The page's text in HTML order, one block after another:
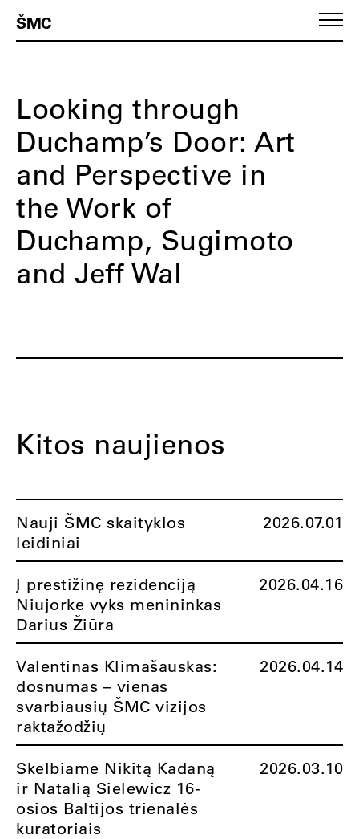
ŠMC
Looking through
Duchamp’s Door: Art
and Perspective in
the Work of
Duchamp, Sugimoto
and Jeff Wal
Kitos naujienos
Nauji ŠMC skaityklos
leidiniai
2026.07.01
Į prestižinę rezidenciją
Niujorke vyks menininkas
Darius Žiūra
2026.04.16
Valentinas Klimašauskas:
dosnumas – vienas
svarbiausių ŠMC vizijos
raktažodžių
2026.04.14
Skelbiame Nikitą Kadaną
ir Natalią Sielewicz 16-
osios Baltijos trienalės
kuratoriais
2026.03.10